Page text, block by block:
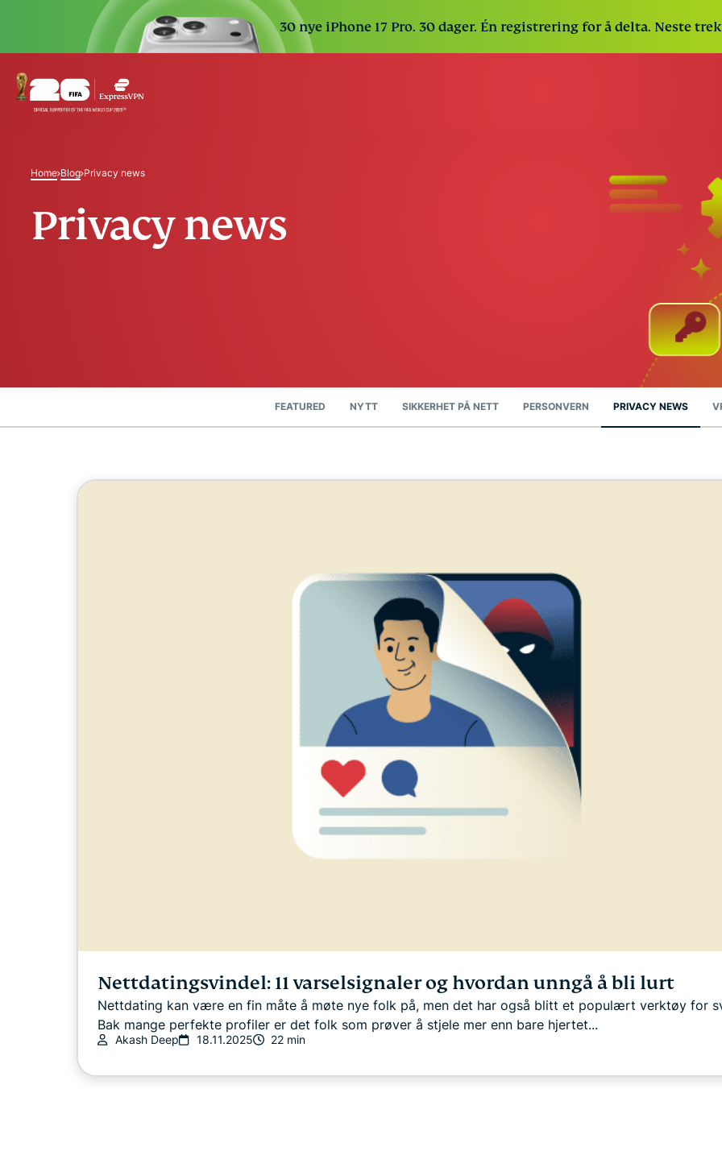
30 nye iPhone 17 Pro. 30 dager. Én registrering for å delta. Neste
Home Blog Privacy news
Privacy news
FEATURED NYTT SIKKERHET PÅ NETT PERSONVERN PRIVACY NEWS
Nettdatingsvindel: 11 varselsignaler og hvordan unngå å bli lurt
Nettdating kan være en fin måte å møte nye folk på, men det har også blitt et populært verktøy for
Bak mange perfekte profiler er det folk som prøver å stjele mer enn bare hjertet...
Akash Deep 18.11.2025 22 min